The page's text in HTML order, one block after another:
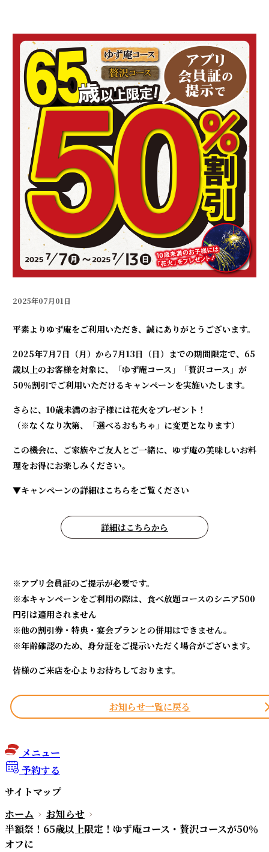
2025年07月01日
平素よりゆず庵をご利用いただき、誠にありがとうございます。
2025年7月7日（月）から7月13日（日）までの期間限定で、65
歳以上のお客様を対象に、「ゆず庵コース」「贅沢コース」が
50％割引でご利用いただけるキャンペーンを実施いたします。
さらに、10歳未満のお子様には花火をプレゼント！
（※なくなり次第、「選べるおもちゃ」に変更となります）
この機会に、ご家族やご友人とご一緒に、ゆず庵の美味しいお料
理をお得にお楽しみください。
▼キャンペーンの詳細はこちらをご覧ください
詳細はこちらから
※アプリ会員証のご提示が必要です。
※本キャンペーンをご利用の際は、食べ放題コースのシニア500
円引は適用されません
※他の割引券・特典・宴会プランとの併用はできません。
※年齢確認のため、身分証をご提示いただく場合がございます。
皆様のご来店を心よりお待ちしております。
お知らせ一覧に戻る
メニュー
予約する
サイトマップ
ホーム
お知らせ
半額祭！65歳以上限定！ゆず庵コース・贅沢コースが50％
オフに